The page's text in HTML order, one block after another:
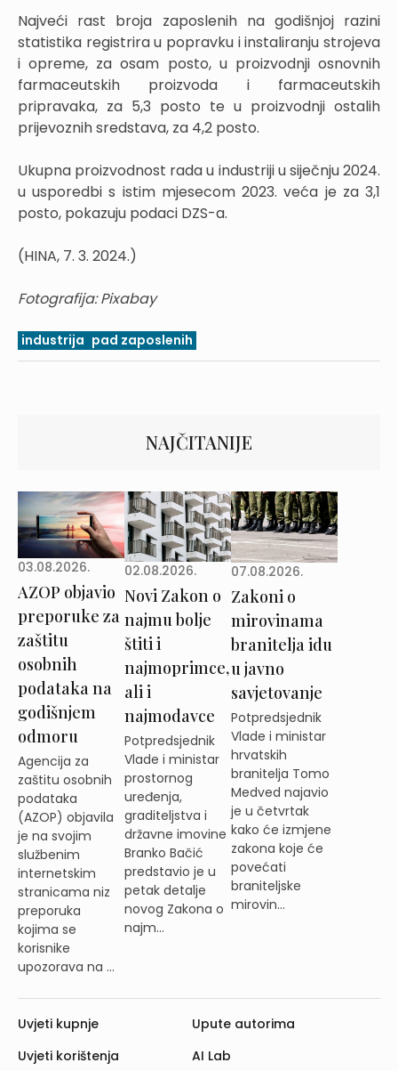
Najveći rast broja zaposlenih na godišnjoj razini
statistika registrira u popravku i instaliranju strojeva
i opreme, za osam posto, u proizvodnji osnovnih
farmaceutskih proizvoda i farmaceutskih
pripravaka, za 5,3 posto te u proizvodnji ostalih
prijevoznih sredstava, za 4,2 posto.
Ukupna proizvodnost rada u industriji u siječnju 2024.
u usporedbi s istim mjesecom 2023. veća je za 3,1
posto, pokazuju podaci DZS-a.
(HINA, 7. 3. 2024.)
Fotografija: Pixabay
industrija pad zaposlenih
NAJČITANIJE
03.08.2026.
AZOP objavio
preporuke za
zaštitu
osobnih
podataka na
godišnjem
odmoru
Agencija za
zaštitu osobnih
podataka
(AZOP) objavila
je na svojim
službenim
internetskim
stranicama niz
preporuka
kojima se
korisnike
upozorava na ...
02.08.2026.
Novi Zakon o
najmu bolje
štiti i
najmoprimce,
ali i
najmodavce
Potpredsjednik
Vlade i ministar
prostornog
uređenja,
graditeljstva i
državne imovine
Branko Bačić
predstavio je u
petak detalje
novog Zakona o
najm...
07.08.2026.
Zakoni o
mirovinama
branitelja idu
u javno
savjetovanje
Potpredsjednik
Vlade i ministar
hrvatskih
branitelja Tomo
Medved najavio
je u četvrtak
kako će izmjene
zakona koje će
povećati
braniteljske
mirovin...
Uvjeti kupnje
Uvjeti korištenja
Upute autorima
AI Lab